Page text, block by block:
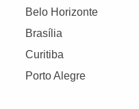
Belo Horizonte
Brasília
Curitiba
Porto Alegre